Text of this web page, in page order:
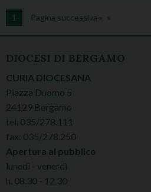
1 Pagina successiva »
DIOCESI DI BERGAMO
CURIA DIOCESANA
Piazza Duomo 5
24129 Bergamo
tel. 035/278.111
fax: 035/278.250
Apertura al pubblico
lunedì - venerdì
h. 08.30 - 12.30